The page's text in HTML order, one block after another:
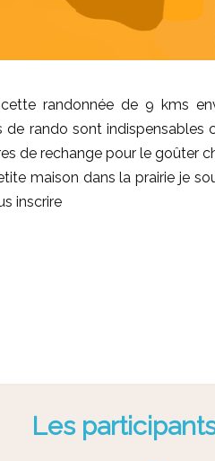
randonnée de 9 kms
de rando sont indispensables
de rechange pour le goûter
maison dans la prairie je
inscrire
Les